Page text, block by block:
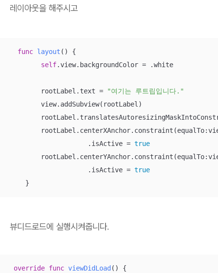
레이아웃을 해주시고
func layout ()
{
self.view.backgroundColor = .white
        rootLabel.text
=
"여기는 루트립입니다."
        view.addSubview(rootLabel)
                    .isActive
= true
                    .isActive
= true
    }
뷰디드로드에 실행시켜줍니다.
override func viewDidLoad ()
{